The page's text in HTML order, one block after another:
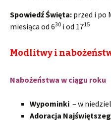
Spowiedź Święta: przed i po
miesiąca od 630 i od 1715
Modlitwy i
Nabożeństwa w ciągu roku
Wypominki – w
Adoracja